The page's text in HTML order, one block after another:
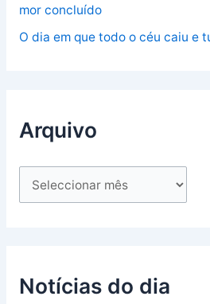
mor concluído
O dia em que todo o céu caiu e
Arquivo
Notícias do dia